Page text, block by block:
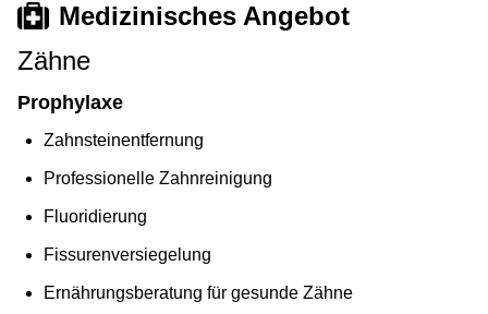
Medizinisches Angebot
Zähne
Prophylaxe
Zahnsteinentfernung
Professionelle Zahnreinigung
Fluoridierung
Fissurenversiegelung
Ernährungsberatung für gesunde Zähne